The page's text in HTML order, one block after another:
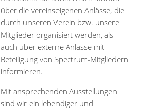
über die vereinseigenen Anlässe, die
durch unseren Verein bzw. unsere
Mitglieder organisiert werden, als
auch über externe Anlässe mit
Beteiligung von Spectrum-Mitgliedern
informieren.
Mit ansprechenden Ausstellungen
sind wir ein lebendiger und